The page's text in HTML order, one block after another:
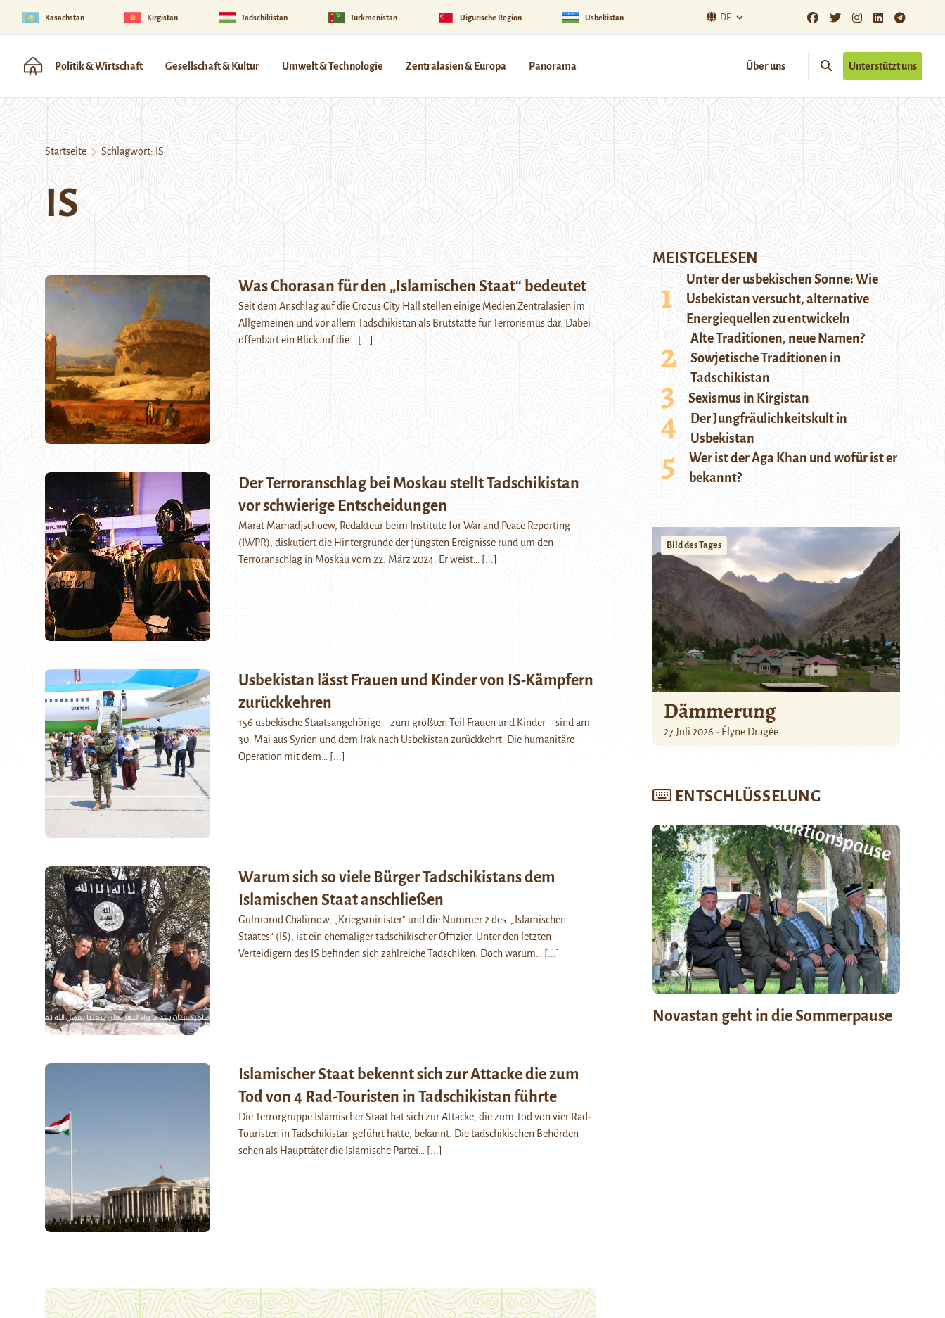
Kasachstan Kirgistan Tadschikistan Turkmenistan Uigurische Region Usbekistan DE
Politik & Wirtschaft Gesellschaft & Kultur Umwelt & Technologie Zentralasien & Europa Panorama Über uns Unterstützt uns
Startseite Schlagwort: IS
IS
Was Chorasan für den „Islamischen Staat“ bedeutet
Seit dem Anschlag auf die Crocus City Hall stellen einige Medien Zentralasien im
Allgemeinen und vor allem Tadschikistan als Brutstätte für Terrorismus dar. Dabei
offenbart ein Blick auf die…
[...]
Der Terroranschlag bei Moskau stellt Tadschikistan
vor schwierige Entscheidungen
Marat Mamadjschoew, Redakteur beim Institute for War and Peace Reporting
(IWPR), diskutiert die Hintergründe der jüngsten Ereignisse rund um den
Terroranschlag in Moskau vom 22. März 2024. Er weist…
[...]
Usbekistan lässt Frauen und Kinder von IS-Kämpfern
zurückkehren
156 usbekische Staatsangehörige – zum größten Teil Frauen und Kinder – sind am
30. Mai aus Syrien und dem Irak nach Usbekistan zurückkehrt. Die humanitäre
Operation mit dem…
[...]
Warum sich so viele Bürger Tadschikistans dem
Islamischen Staat anschließen
Gulmorod Chalimow, „Kriegsminister“ und die Nummer 2 des „Islamischen
Staates“ (IS), ist ein ehemaliger tadschikischer Offizier. Unter den letzten
Verteidigern des IS befinden sich zahlreiche Tadschiken. Doch warum…
[...]
Islamischer Staat bekennt sich zur Attacke die zum
Tod von 4 Rad-Touristen in Tadschikistan führte
Die Terrorgruppe Islamischer Staat hat sich zur Attacke, die zum Tod von vier Rad-
Touristen in Tadschikistan geführt hatte, bekannt. Die tadschikischen Behörden
sehen als Haupttäter die Islamische Partei…
[...]
MEISTGELESEN
Unter der usbekischen Sonne: Wie
Usbekistan versucht, alternative
Energiequellen zu entwickeln
Alte Traditionen, neue Namen?
Sowjetische Traditionen in
Tadschikistan
Sexismus in Kirgistan
Der Jungfräulichkeitskult in
Usbekistan
Wer ist der Aga Khan und wofür ist er
bekannt?
Bild des Tages
Dämmerung
27 Juli 2026 - Élyne Dragée
ENTSCHLÜSSELUNG
Novastan geht in die Sommerpause